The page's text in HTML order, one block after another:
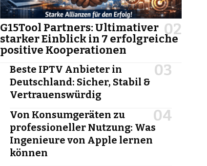
G15Tool Partners: Ultimativer
starker Einblick in 7 erfolgreiche
positive Kooperationen
Beste IPTV Anbieter in
Deutschland: Sicher, Stabil &
Vertrauenswürdig
Von Konsumgeräten zu
professioneller Nutzung: Was
Ingenieure von Apple lernen
können